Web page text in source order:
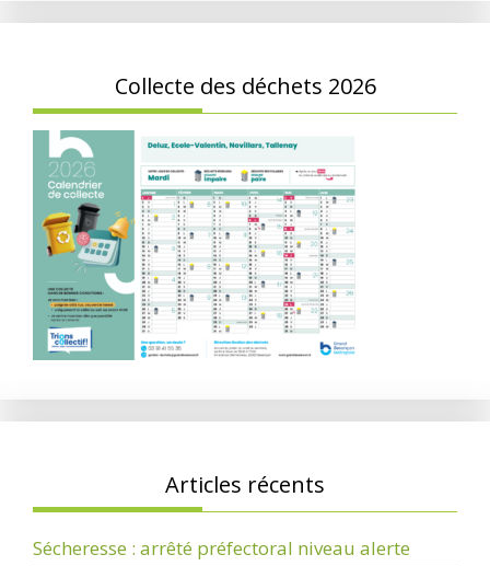
Collecte des déchets 2026
Articles récents
Sécheresse : arrêté préfectoral niveau alerte